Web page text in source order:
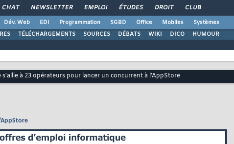
CHAT NEWSLETTER EMPLOI ÉTUDES DROIT CLUB
Dév. Web EDI Programmation SGBD Office Mobiles
Systèmes
TÉLÉCHARGEMENTS SOURCES DÉBATS WIKI DICO HUMOUR
s'allie à 23 opérateurs pour lancer un concurrent à l'AppStore